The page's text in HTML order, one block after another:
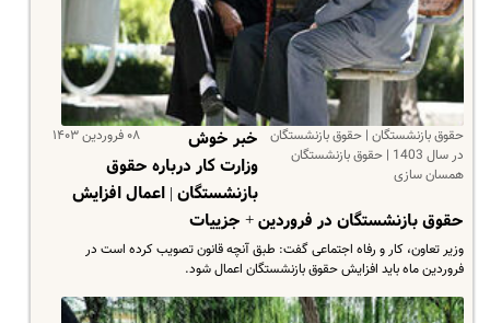
حقوق بازنشستگان | حقوق بازنشستگان
در سال 1403 | حقوق بازنشستگان
همسان سازی
۰۸ فروردین ۱۴۰۳
خبر خوش
وزارت کار درباره حقوق
بازنشستگان | اعمال افزایش
حقوق بازنشستگان در فروردین + جزییات
وزیر تعاون، کار و رفاه اجتماعی گفت: طبق آنچه قانون تصویب کرده است در
فروردین ماه باید افزایش حقوق بازنشستگان اعمال شود.